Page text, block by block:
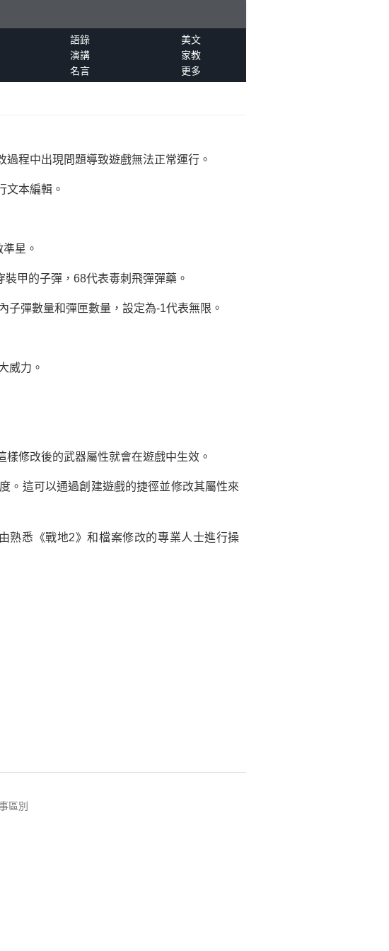
語錄
美文
演講
家教
名言 更多
程中出現問題導致遊戲無法正常運行。
文本編輯。
星。
甲的子彈，68代表毒刺飛彈彈藥。
子彈數量和彈匣數量，設定為-1代表無限。
威力。
修改後的武器屬性就會在遊戲中生效。
。這可以通過創建遊戲的捷徑並修改其屬性來
熟悉《戰地2》和檔案修改的專業人士進行操
區別